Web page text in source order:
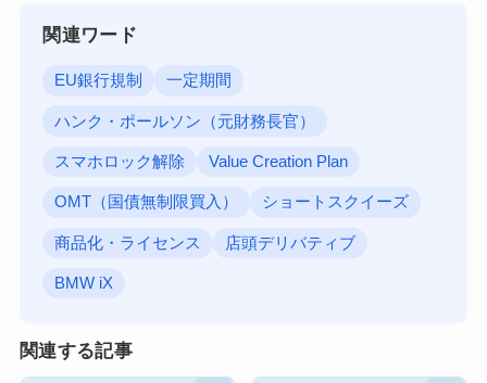
関連ワード
EU銀行規制 一定期間
ハンク・ポールソン（元財務長官）
スマホロック解除 Value Creation Plan
OMT（国債無制限買入） ショートスクイーズ
商品化・ライセンス 店頭デリバティブ
BMW iX
関連する記事